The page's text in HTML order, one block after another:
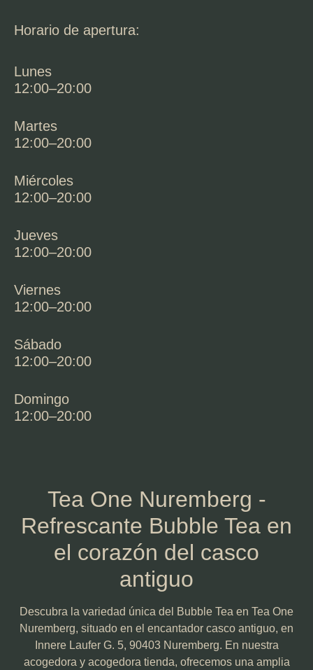
Horario de apertura:
Lunes
12:00–20:00
Martes
12:00–20:00
Miércoles
12:00–20:00
Jueves
12:00–20:00
Viernes
12:00–20:00
Sábado
12:00–20:00
Domingo
12:00–20:00
Tea One Nuremberg -
Refrescante Bubble Tea en
el corazón del casco
antiguo
Descubra la variedad única del Bubble Tea en Tea One
Nuremberg, situado en el encantador casco antiguo, en
Innere Laufer G. 5, 90403 Nuremberg. En nuestra
acogedora y acogedora tienda, ofrecemos una amplia